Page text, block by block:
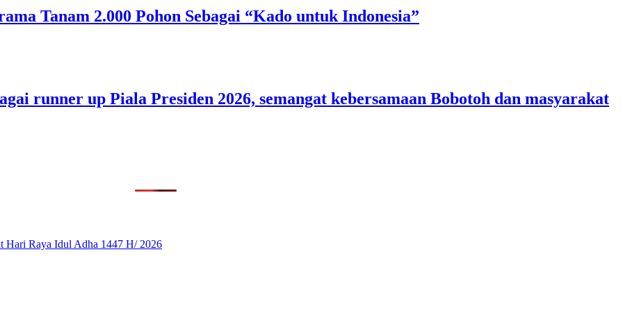
Tanam 2.000 Pohon Sebagai “Kado untuk Indonesia”
runner up Piala Presiden 2026, semangat kebersamaan Bobotoh dan masyarakat
Hari Raya Idul Adha 1447 H/ 2026